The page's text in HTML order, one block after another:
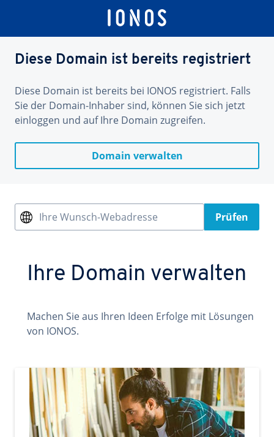
Diese Domain ist bereits registriert
Diese Domain ist bereits bei IONOS registriert. Falls
Sie der Domain-Inhaber sind, können Sie sich jetzt
einloggen und auf Ihre Domain zugreifen.
Domain verwalten
Ihre Wunsch-Webadresse Prüfen
Ihre Domain verwalten
Machen Sie aus Ihren Ideen Erfolge mit Lösungen
von IONOS.